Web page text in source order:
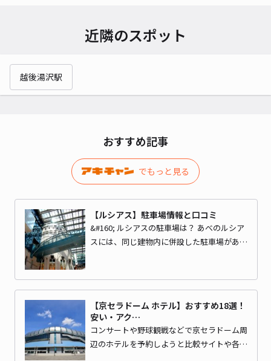
近隣のスポット
越後湯沢駅
おすすめ記事
でもっと見る
【ルシアス】駐車場情報と口コミ
&#160; ルシアスの駐車場は？ あべのルシア
スには、同じ建物内に併設した駐車場があ…
【京セラドーム ホテル】おすすめ18選！
安い・アク…
コンサートや野球観戦などで京セラドーム周
辺のホテルを予約しようと比較サイトや各…